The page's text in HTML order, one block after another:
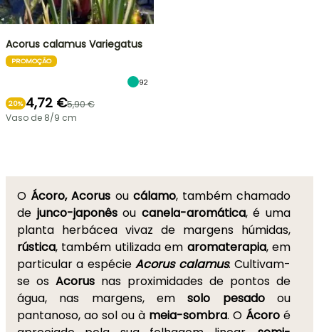
Acorus calamus Variegatus
PROMOÇÃO
92
20% 4,72 €5,90 €
Vaso de 8/9 cm
O Ácoro, Acorus ou cálamo, também chamado
de junco-japonêsou canela-aromática, é uma
planta herbácea vivaz de margens húmidas,
rústica, também utilizada em aromaterapia, em
particular a espécieAcorus calamus. Cultivam-
se os Acorus nas proximidades de pontos de
água, nas margens, emsolo pesadoou
pantanoso, ao sol ou à meia-sombra. O Ácoro é